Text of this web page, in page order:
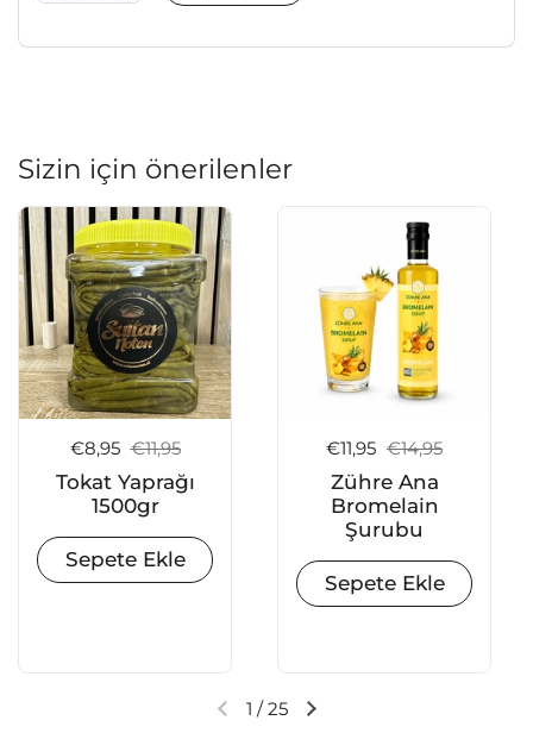
Sizin için önerilenler
Satış fiyatı:
€8,95 Normal fiyat:
€11,95
Tokat Yaprağı
1500gr
Sepete Ekle
Satış fiyatı:
€11,95 Normal fiyat:
€14,95
Zühre Ana
Bromelain
Şurubu
Sepete Ekle
Önceki slaytSonraki slayt
1 /25